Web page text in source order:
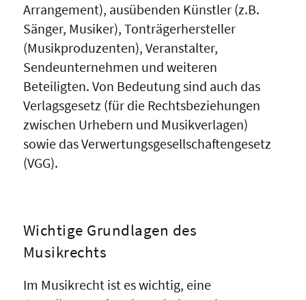
Arrangement), ausübenden Künstler (z.B.
Sänger, Musiker), Tonträgerhersteller
(Musikproduzenten), Veranstalter,
Sendeunternehmen und weiteren
Beteiligten. Von Bedeutung sind auch das
Verlagsgesetz (für die Rechtsbeziehungen
zwischen Urhebern und Musikverlagen)
sowie das Verwertungsgesellschaftengesetz
(VGG).
Wichtige Grundlagen des
Musikrechts
Im Musikrecht ist es wichtig, eine